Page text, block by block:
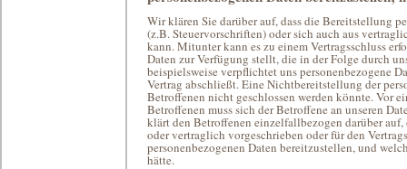
Wir klären Sie darüber auf, dass die Bereitstellung
(z.B. Steuervorschriften) oder sich auch aus
kann. Mitunter kann es zu einem Vertragsschluss
Daten zur Verfügung stellt, die in der Folge durch
beispielsweise verpflichtet uns personenbezogene
Vertrag abschließt. Eine Nichtbereitstellung der
Betroffenen nicht geschlossen werden könnte. Vor
Betroffenen muss sich der Betroffene an unseren
klärt den Betroffenen einzelfallbezogen darüber
oder vertraglich vorgeschrieben oder für den
personenbezogenen Daten bereitzustellen, und
hätte.